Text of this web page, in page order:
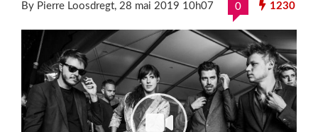
By Pierre Loosdregt, 28 mai 2019 10h07 0 1230